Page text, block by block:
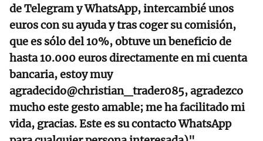
de Telegram y WhatsApp, intercambié unos
euros con su ayuda y tras coger su comisión,
que es sólo del 10%, obtuve un beneficio de
hasta 10.000 euros directamente en mi cuenta
bancaria, estoy muy
agradecido@christian_trader085, agradezco
mucho este gesto amable; me ha facilitado mi
vida, gracias. Este es su contacto WhatsApp